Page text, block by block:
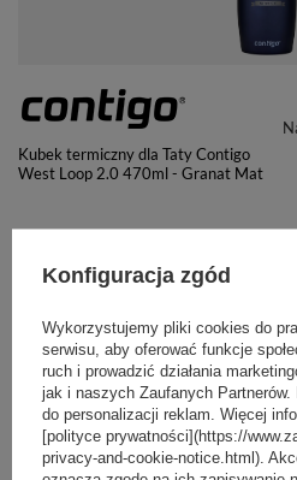
Kubek termiczny dla Taty Contigo
West Loop 2.0 470ml - Granat Mat
Konfiguracja zgód
Wykorzystujemy pliki cookies do
serwisu, aby oferować funkcje
ruch i prowadzić działania
jak i naszych Zaufanych Partnerów.
do personalizacji reklam. Więcej
[polityce prywatności](https://
privacy-and-cookie-notice.html).